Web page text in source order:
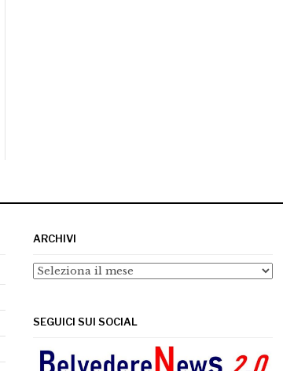
ARCHIVI
Archivi
SEGUICI SUI SOCIAL